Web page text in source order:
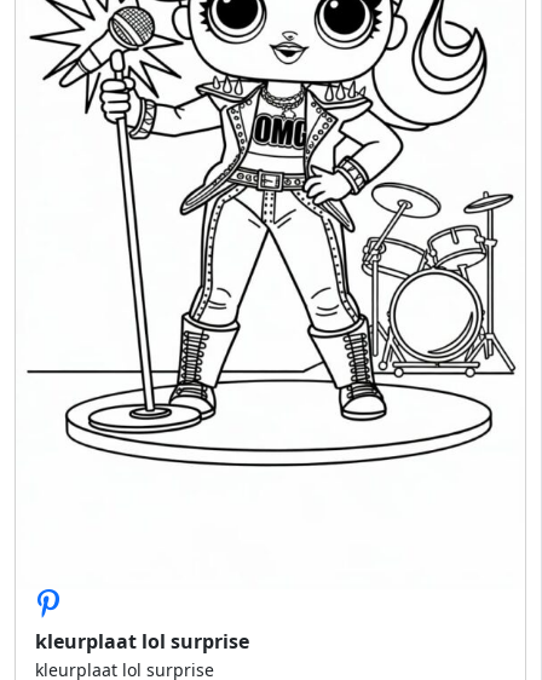
kleurplaat lol surprise
kleurplaat lol surprise